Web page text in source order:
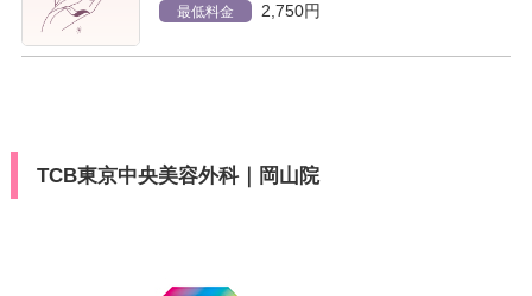
最低料金 2,750円
TCB東京中央美容外科｜岡山院